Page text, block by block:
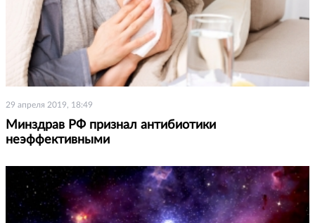
29 апреля 2019, 18:49
Минздрав РФ признал антибиотики
неэффективными